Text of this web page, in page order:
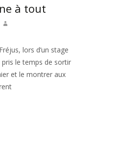
à tout
lors d’un stage
le temps de sortir
et le montrer aux